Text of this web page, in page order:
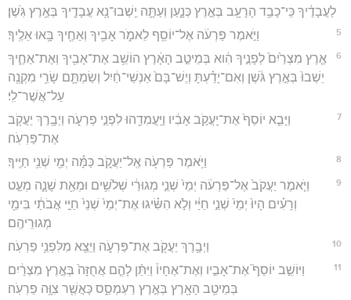
לַעֲבָדֶ֔יךָ כִּֽי־כָבֵ֥ד הָרָעָ֖ב בְּאֶ֣רֶץ כְּנָ֑עַן וְעַתָּ֛ה יֵֽשְׁבוּ־נָ֥א עֲבָדֶ֖יךָ בְּאֶ֥רֶץ גֹּֽשֶׁן׃
5 וַיֹּ֣אמֶר פַּרְעֹ֔ה אֶל־יוֹסֵ֖ף לֵאמֹ֑ר אָבִ֥יךָ וְאַחֶ֖יךָ בָּ֥אוּ אֵלֶֽיךָ׃
6
אֶ֤רֶץ מִצְרַ֙יִם֙ לְפָנֶ֣יךָ הִ֔וא בְּמֵיטַ֣ב הָאָ֔רֶץ הוֹשֵׁ֥ב אֶת־אָבִ֖יךָ וְאֶת־אַחֶ֑יךָ
יֵשְׁבוּ֙ בְּאֶ֣רֶץ גֹּ֔שֶׁן וְאִם־יָדַ֗עְתָּ וְיֶשׁ־בָּם֙ אַנְשֵׁי־חַ֔יִל וְשַׂמְתָּ֛ם שָׂרֵ֥י מִקְנֶ֖ה
עַל־אֲשֶׁר־לִֽי׃
7
וַיָּבֵ֤א יוֹסֵף֙ אֶת־יַֽעֲקֹ֣ב אָבִ֔יו וַיַּֽעֲמִדֵ֖הוּ לִפְנֵ֣י פַרְעֹ֑ה וַיְבָ֥רֶךְ יַעֲקֹ֖ב
אֶת־פַּרְעֹֽה׃
8 וַיֹּ֥אמֶר פַּרְעֹ֖ה אֶֽל־יַעֲקֹ֑ב כַּמָּ֕ה יְמֵ֖י שְׁנֵ֥י חַיֶּֽיךָ׃
9
וַיֹּ֤אמֶר יַעֲקֹב֙ אֶל־פַּרְעֹ֔ה יְמֵי֙ שְׁנֵ֣י מְגוּרַ֔י שְׁלֹשִׁ֥ים וּמְאַ֖ת שָׁנָ֑ה מְעַ֣ט
וְרָעִ֗ים הָיוּ֙ יְמֵי֙ שְׁנֵ֣י חַיַּ֔י וְלֹ֣א הִשִּׂ֗יגוּ אֶת־יְמֵי֙ שְׁנֵי֙ חַיֵּ֣י אֲבֹתַ֔י בִּימֵ֖י
מְגוּרֵיהֶֽם׃
10 וַיְבָ֥רֶךְ יַעֲקֹ֖ב אֶת־פַּרְעֹ֑ה וַיֵּצֵ֖א מִלִּפְנֵ֥י פַרְעֹֽה׃
11
וַיּוֹשֵׁ֣ב יוֹסֵף֮ אֶת־אָבִ֣יו וְאֶת־אֶחָיו֒ וַיִּתֵּ֨ן לָהֶ֤ם אֲחֻזָּה֙ בְּאֶ֣רֶץ מִצְרַ֔יִם
בְּמֵיטַ֥ב הָאָ֖רֶץ בְּאֶ֣רֶץ רַעְמְסֵ֑ס כַּאֲשֶׁ֖ר צִוָּ֥ה פַרְעֹֽה׃